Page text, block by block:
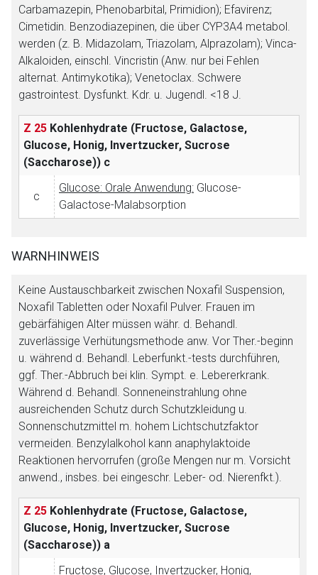
Carbamazepin, Phenobarbital, Primidion); Efavirenz;
Cimetidin. Benzodiazepinen, die über CYP3A4 metabol.
werden (z. B. Midazolam, Triazolam, Alprazolam); Vinca-
Alkaloiden, einschl. Vincristin (Anw. nur bei Fehlen
alternat. Antimykotika); Venetoclax. Schwere
gastrointest. Dysfunkt. Kdr. u. Jugendl. <18 J.
Z 25 Kohlenhydrate (Fructose, Galactose,
Glucose, Honig, Invertzucker, Sucrose
(Saccharose)) c
c
Glucose: Orale Anwendung: Glucose-
Galactose-Malabsorption
WARNHINWEIS
Keine Austauschbarkeit zwischen Noxafil Suspension,
Noxafil Tabletten oder Noxafil Pulver. Frauen im
gebärfähigen Alter müssen währ. d. Behandl.
zuverlässige Verhütungsmethode anw. Vor Ther.-beginn
u. während d. Behandl. Leberfunkt.-tests durchführen,
ggf. Ther.-Abbruch bei klin. Sympt. e. Lebererkrank.
Während d. Behandl. Sonneneinstrahlung ohne
ausreichenden Schutz durch Schutzkleidung u.
Sonnenschutzmittel m. hohem Lichtschutzfaktor
vermeiden. Benzylalkohol kann anaphylaktoide
Reaktionen hervorrufen (große Mengen nur m. Vorsicht
anwend., insbes. bei eingeschr. Leber- od. Nierenfkt.).
Z 25 Kohlenhydrate (Fructose, Galactose,
Glucose, Honig, Invertzucker, Sucrose
(Saccharose)) a
Fructose, Glucose, Invertzucker, Honig,
Aufruf einer externen Seite
Der von Ihnen aufgerufene Link öffnet eine externe Web-